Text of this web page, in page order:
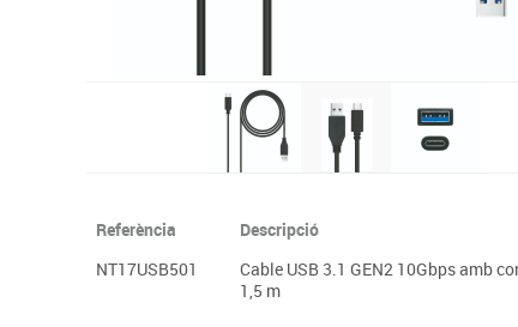
Referència Descripció
NT17USB501
Cable USB 3.1 GEN2 10Gbps amb
1,5 m